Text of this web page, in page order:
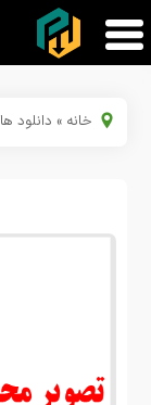
خانه » دانلود ها